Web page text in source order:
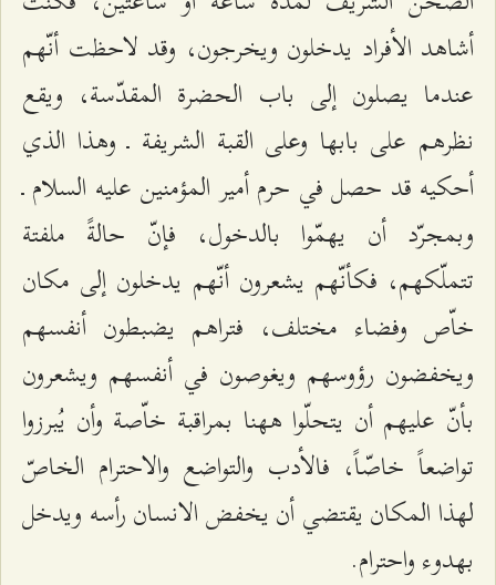
أشاهد الأفراد يدخلون ويخرجون، وقد لاحظت أنّهم
عندما يصلون إلى باب الحضرة المقدّسة، ويقع
نظرهم على بابها وعلى القبة الشريفة ـ وهذا الذي
أحكيه قد حصل في حرم أمير المؤمنين عليه السلام ـ
وبمجرّد أن يهمّوا بالدخول، فإنّ حالةً ملفتة
تتملّكهم، فكأنّهم يشعرون أنّهم يدخلون إلى مكان
خاّص وفضاء مختلف، فتراهم يضبطون أنفسهم
ويخفضون رؤوسهم ويغوصون في أنفسهم ويشعرون
بأنّ عليهم أن يتحلّوا ههنا بمراقبة خاّصة وأن يُبرزوا
تواضعاً خاصّاً، فالأدب والتواضع والاحترام الخاصّ
لهذا المكان يقتضي أن يخفض الانسان رأسه ويدخل
بهدوء واحترام.